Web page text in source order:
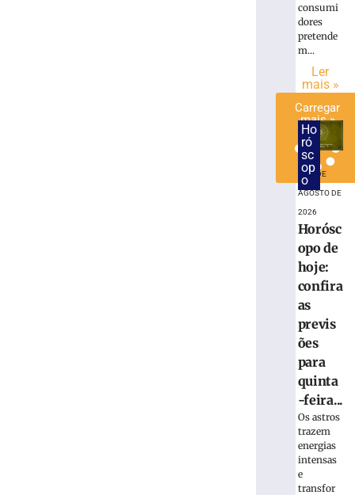
2026
Carregar
mais »
consumi
dores
pretende
m...
Ler
mais »
Ho
ró
sc
op
o6 DE
AGOSTO DE
2026
Horósc
opo de
hoje:
confira
as
previs
ões
para
quinta
-feira...
Os astros
trazem
energias
intensas
e
transfor